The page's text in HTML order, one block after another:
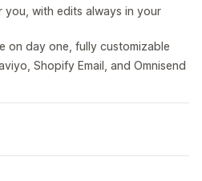
with edits always in your
on day one, fully customizable
Shopify Email, and Omnisend